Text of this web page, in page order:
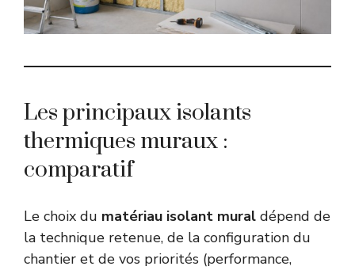
Les principaux isolants
thermiques muraux :
comparatif
Le choix du matériau isolant mural dépend de
la technique retenue, de la configuration du
chantier et de vos priorités (performance,